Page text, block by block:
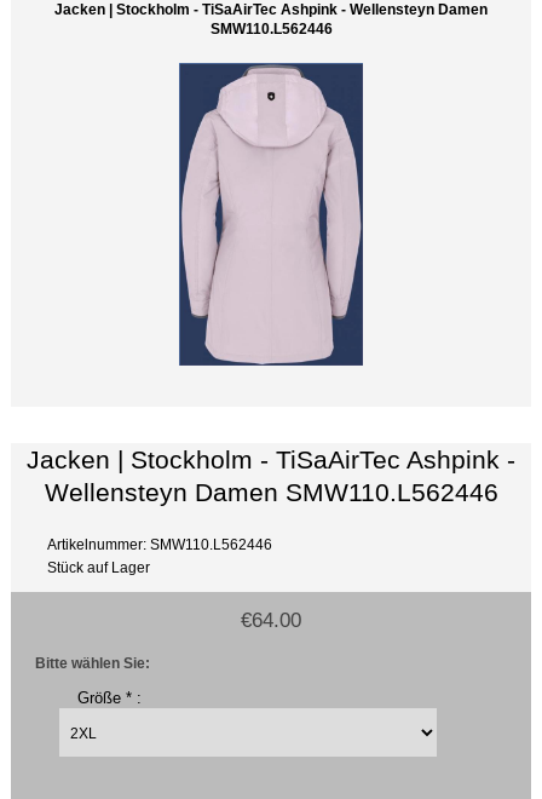
Jacken | Stockholm - TiSaAirTec Ashpink - Wellensteyn Damen
SMW110.L562446
Jacken | Stockholm - TiSaAirTec Ashpink -
Wellensteyn Damen SMW110.L562446
Artikelnummer: SMW110.L562446
Stück auf Lager
€64.00
Bitte wählen Sie:
Größe * :